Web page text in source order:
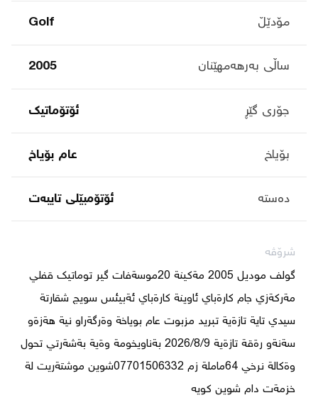
مۆدێڵ Golf
ساڵی بەرهەمهێنان 2005
جۆری گێڕ ئۆتۆماتیک
بۆیاخ عام بۆیاخ
دەستە ئۆتۆمبێلی تایبه‌ت
شرۆڤە
خزمةت دام شوين كويه